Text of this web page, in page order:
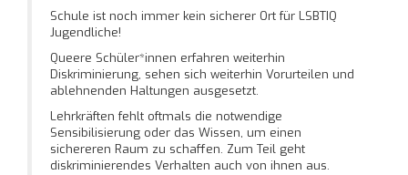
Schule ist noch immer kein sicherer Ort für LSBTIQ
Jugendliche!
Queere Schüler*innen erfahren weiterhin
Diskriminierung, sehen sich weiterhin Vorurteilen und
ablehnenden Haltungen ausgesetzt.
Lehrkräften fehlt oftmals die notwendige
Sensibilisierung oder das Wissen, um einen
sichereren Raum zu schaffen. Zum Teil geht
diskriminierendes Verhalten auch von ihnen aus.